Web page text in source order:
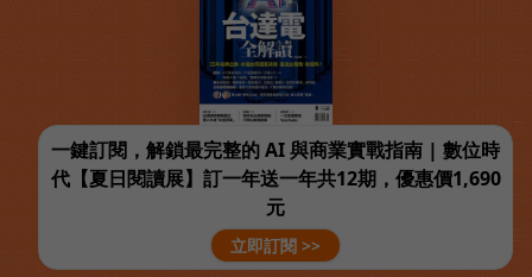
一鍵訂閱，解鎖最完整的 AI 與商業實戰指南 | 數位時
代【夏日閱讀展】訂一年送一年共12期，優惠價1,690
元
立即訂閱 >>